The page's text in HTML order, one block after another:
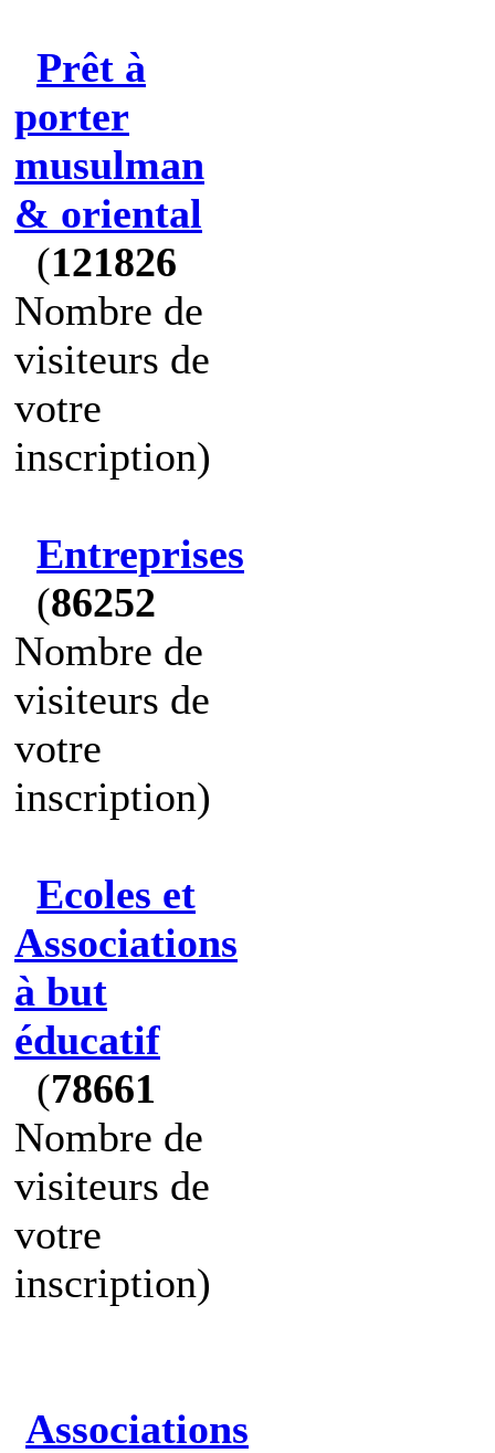
Prêt à
porter
musulman
& oriental
(121826
Nombre de
visiteurs de
votre
inscription)
Entreprises
(86252
Nombre de
visiteurs de
votre
inscription)
Ecoles et
Associations
à but
éducatif
(78661
Nombre de
visiteurs de
votre
inscription)
Associations